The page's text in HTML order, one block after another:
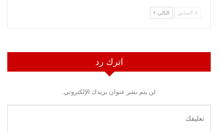
السابق التالي
اترك رد
لن يتم نشر عنوان بريدك الإلكتروني.